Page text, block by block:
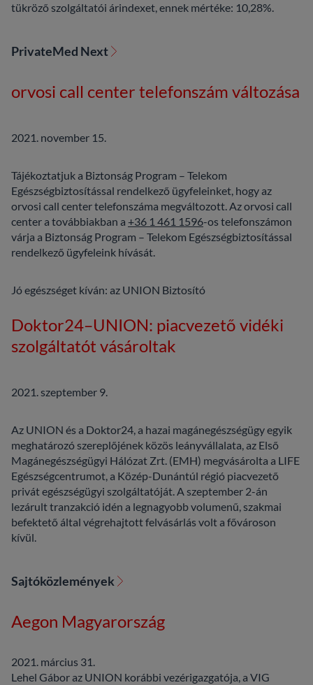
tükröző szolgáltatói árindexet, ennek mértéke: 10,28%.
PrivateMed Next
orvosi call center telefonszám változása
2021. november 15.
Tájékoztatjuk a Biztonság Program – Telekom
Egészségbiztosítással rendelkező ügyfeleinket, hogy az
orvosi call center telefonszáma megváltozott. Az orvosi call
center a továbbiakban a +36 1 461 1596-os telefonszámon
várja a Biztonság Program – Telekom Egészségbiztosítással
rendelkező ügyfeleink hívását.
Jó egészséget kíván: az UNION Biztosító
Doktor24–UNION: piacvezető vidéki
szolgáltatót vásároltak
2021. szeptember 9.
Az UNION és a Doktor24, a hazai magánegészségügy egyik
meghatározó szereplőjének közös leányvállalata, az Első
Magánegészségügyi Hálózat Zrt. (EMH) megvásárolta a LIFE
Egészségcentrumot, a Közép-Dunántúl régió piacvezető
privát egészségügyi szolgáltatóját. A szeptember 2-án
lezárult tranzakció idén a legnagyobb volumenű, szakmai
befektető által végrehajtott felvásárlás volt a fővároson
kívül.
Sajtóközlemények
Aegon Magyarország
2021. március 31.
Lehel Gábor az UNION korábbi vezérigazgatója, a VIG